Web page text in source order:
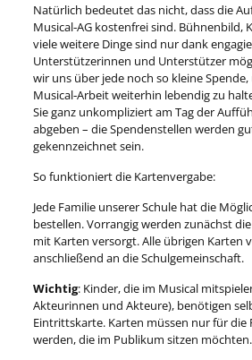
Natürlich bedeutet das nicht, dass die
Musical‑AG kostenfrei sind. Bühnenbild,
viele weitere Dinge sind nur dank
Unterstützerinnen und Unterstützer
wir uns über jede noch so kleine
Musical‑Arbeit weiterhin lebendig zu
Sie ganz unkompliziert am Tag der
abgeben – die Spendenstellen werden
gekennzeichnet sein.
So funktioniert die Kartenvergabe:
Jede Familie unserer Schule hat die
bestellen. Vorrangig werden zunächst
mit Karten versorgt. Alle übrigen Karten
anschließend an die Schulgemeinschaft.
Wichtig: Kinder, die im Musical
Akteurinnen und Akteure), benötigen
Eintrittskarte. Karten müssen nur für die
werden, die im Publikum sitzen möchten.